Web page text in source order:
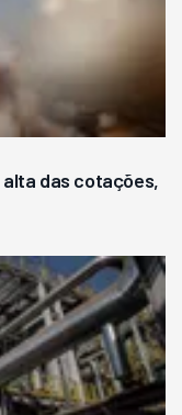
das cotações,